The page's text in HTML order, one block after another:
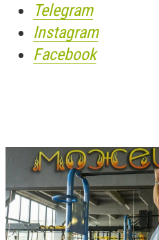
Telegram
Instagram
Facebook